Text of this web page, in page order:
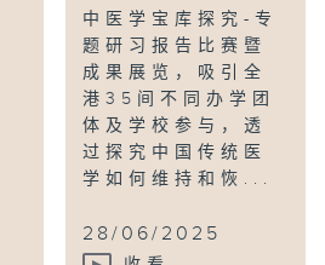
中医学宝库探究-专
题研习报告比赛暨
成果展览，吸引全
港35间不同办学团
体及学校参与，透
过探究中国传统医
学如何维持和恢...
28/06/2025